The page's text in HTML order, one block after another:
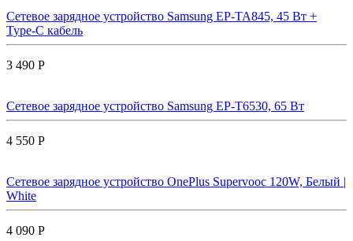
Сетевое зарядное устройство Samsung EP-TA845, 45 Вт +
Type-C кабель
3 490 Р
Сетевое зарядное устройство Samsung EP-T6530, 65 Вт
4 550 Р
Сетевое зарядное устройство OnePlus Supervooc 120W, Белый |
White
4 090 Р